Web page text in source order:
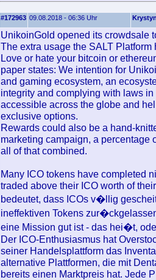
#172963 09.08.2018 - 06:36 Uhr
UnikoinGold opened its crowdsale
The extra usage the SALT
Love or hate your bitcoin or
paper states: We intention for
and gaming ecosystem, an
integrity and complying with laws
accessible across the globe and
exclusive options.
Rewards could also be a hand-
marketing campaign, a percentage
all of that combined.
Many ICO tokens have completed
traded above their ICO worth of
bedeutet, dass ICOs v�llig
ineffektiven Tokens
eine Mission gut ist - das hei�t,
Der ICO-Enthusiasmus hat
seiner Handelsplattform das
alternative Plattformen, die mit
bereits einen Marktpreis hat. Jede